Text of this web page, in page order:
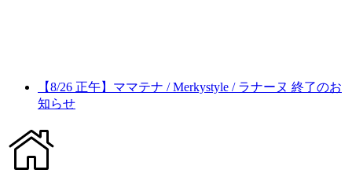
【8/26 正午】ママテナ / Merkystyle / ラナーヌ 終了のお
知らせ